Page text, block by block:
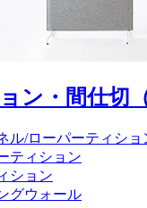
ン・間仕切
ル/ローパーティショ
ティション
ション
グウォール